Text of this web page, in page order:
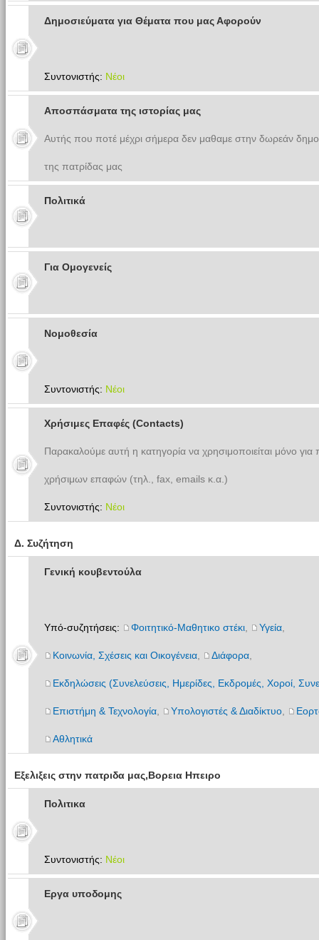
Δημοσιεύματα για Θέματα που μας Αφορούν
Συντονιστής: Νέοι
Αποσπάσματα της ιστορίας μας
Αυτής που ποτέ μέχρι σήμερα δεν μαθαμε στην δωρεάν
της πατρίδας μας
Πολιτικά
Για Ομογενείς
Νομοθεσία
Συντονιστής: Νέοι
Χρήσιμες Επαφές (Contacts)
Παρακαλούμε αυτή η κατηγορία να χρησιμοποιείται μόνο
χρήσιμων επαφών (τηλ., fax, emails κ.α.)
Συντονιστής: Νέοι
Δ. Συζήτηση
Γενική κουβεντούλα
Υπό-συζητήσεις: Φοιτητικό-Μαθητικο στέκι, Υγεία,
Κοινωνία, Σχέσεις και Οικογένεια, Διάφορα,
Εκδηλώσεις (Συνελεύσεις, Ημερίδες, Εκδρομές, Χοροί,
Επιστήμη & Τεχνολογία, Υπολογιστές & Διαδίκτυο,
Αθλητικά
Εξελιξεις στην πατριδα μας,Βορεια Ηπειρο
Πολιτικα
Συντονιστής: Νέοι
Εργα υποδομης